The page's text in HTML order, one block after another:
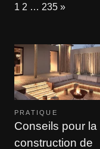
Page:
1 2 … 235 Next
»
PRATIQUE
Conseils pour la
construction de